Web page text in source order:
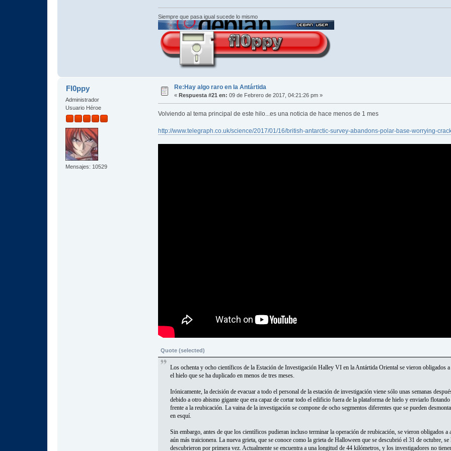
Siempre que pasa igual sucede lo mismo
Fl0ppy
Administrador
Usuario Héroe
Mensajes: 10529
Re:Hay algo raro en la Antártida
« Respuesta #21 en: 09 de Febrero de 2017, 04:21:26 pm »
Volviendo al tema principal de este hilo...es una noticia de hace menos de 1 mes
http://www.telegraph.co.uk/science/2017/01/16/british-antarctic-survey-abandons-polar-base-worrying-
Quote (selected)
Los ochenta y ocho científicos de la Estación de Investigación Halley VI en la Antártida Oriental se vieron obligados
el hielo que se ha duplicado en menos de tres meses.
Irónicamente, la decisión de evacuar a todo el personal de la estación de investigación viene sólo unas semanas
debido a otro abismo gigante que era capaz de cortar todo el edificio fuera de la plataforma de hielo y enviarlo
frente a la reubicación. La vaina de la investigación se compone de ocho segmentos diferentes que se pueden
en esquí.
Sin embargo, antes de que los científicos pudieran incluso terminar la operación de reubicación, se vieron obligados
aún más traicionera. La nueva grieta, que se conoce como la grieta de Halloween que se descubrió el 31 de octubre,
descubrieron por primera vez. Actualmente se encuentra a una longitud de 44 kilómetros, y los investigadores no